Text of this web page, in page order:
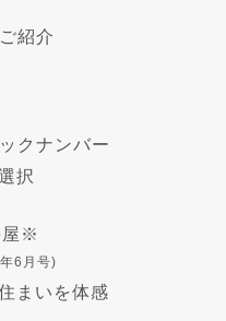
紹介
クナンバー
択
屋※
6月号)
まいを体感